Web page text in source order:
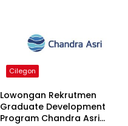
Cilegon
Lowongan Rekrutmen
Graduate Development
Program Chandra Asri